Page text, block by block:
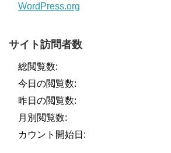
WordPress.org
サイト訪問者数
総閲覧数:
今日の閲覧数:
昨日の閲覧数:
月別閲覧数:
カウント開始日: